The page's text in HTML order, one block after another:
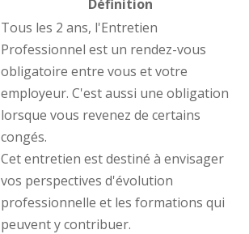
Définition
Tous les 2 ans, l'Entretien
Professionnel est un rendez-vous
obligatoire entre vous et votre
employeur. C'est aussi une obligation
lorsque vous revenez de certains
congés.
Cet entretien est destiné à envisager
vos perspectives d'évolution
professionnelle et les formations qui
peuvent y contribuer.